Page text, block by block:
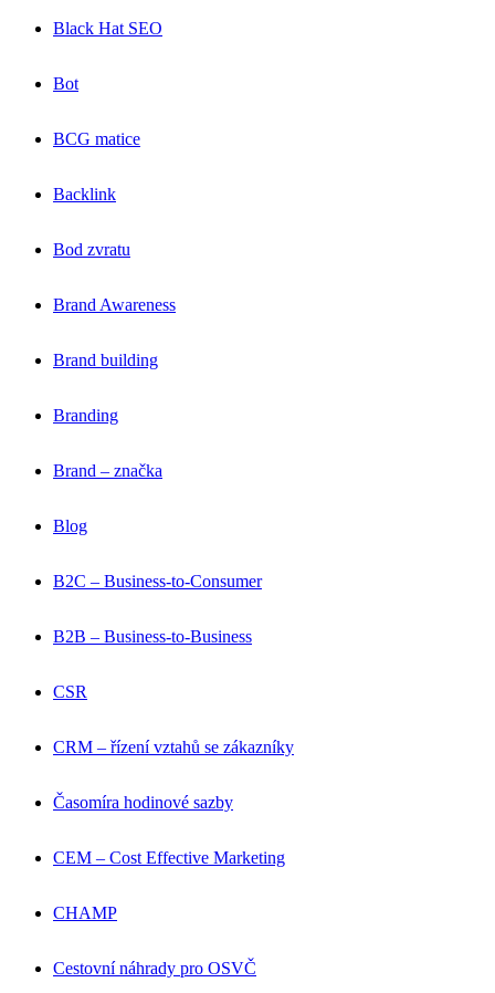
Black Hat SEO
Bot
BCG matice
Backlink
Bod zvratu
Brand Awareness
Brand building
Branding
Brand – značka
Blog
B2C – Business-to-Consumer
B2B – Business-to-Business
CSR
CRM – řízení vztahů se zákazníky
Časomíra hodinové sazby
CEM – Cost Effective Marketing
CHAMP
Cestovní náhrady pro OSVČ